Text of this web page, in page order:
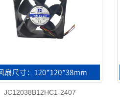
JC12038B12HC1-2407